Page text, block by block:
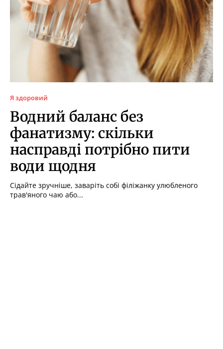
Я здоровий
Водний баланс без
фанатизму: скільки
насправді потрібно пити
води щодня
Сідайте зручніше, заваріть собі філіжанку улюбленого
трав'яного чаю або...